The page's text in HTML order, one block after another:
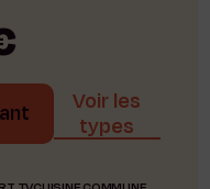
Voir les
types